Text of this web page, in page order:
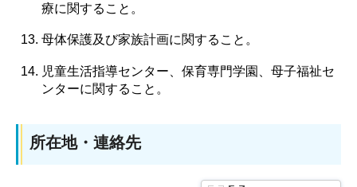
療に関すること。
母体保護及び家族計画に関すること。
児童生活指導センター、保育専門学園、母子福祉セ
ンターに関すること。
所在地・連絡先